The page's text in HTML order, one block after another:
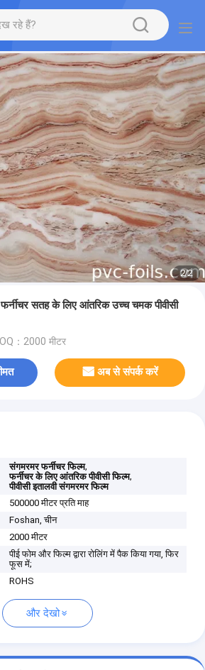
2/2
फर्नीचर सतह के लिए आंतरिक उच्च चमक पीवीसी
：2000 मीटर
अब से संपर्क करें
संगमरमर फर्नीचर फिल्म,
फर्नीचर के लिए आंतरिक पीवीसी फिल्म,
पीवीसी इतालवी संगमरमर फिल्म
500000 मीटर प्रति माह
Foshan, चीन
2000 मीटर
पीई फोम और फिल्म द्वारा रोलिंग में पैक किया गया, फिर
फूस में;
ROHS
और देखो